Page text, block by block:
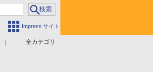
Impress サイト
全カテゴリ